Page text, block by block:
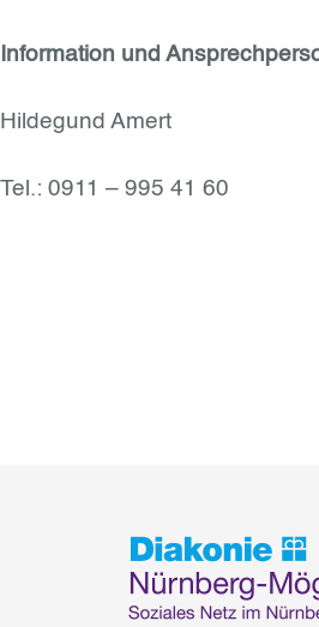
Information und
Hildegund Amert
Tel.: 0911 – 995 41 60